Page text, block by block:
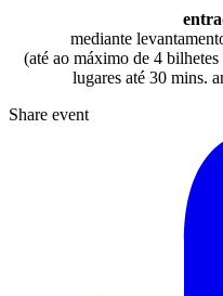
mediante
(até ao máximo de 4
lugares até 30 mins.
Share event